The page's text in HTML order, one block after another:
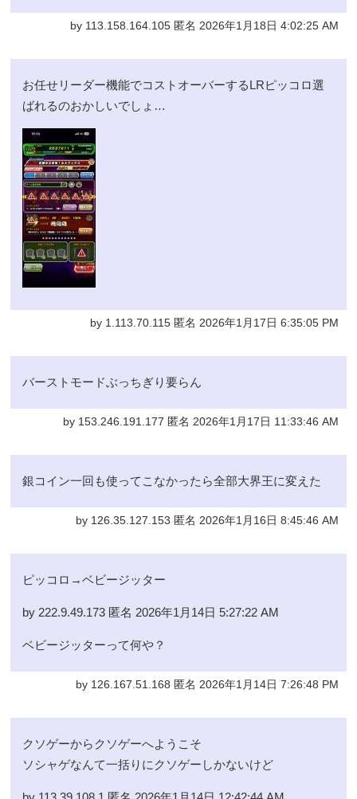
by 113.158.164.105 匿名 2026年1月18日 4:02:25 AM
お任せリーダー機能でコストオーバーするLRピッコロ選
ばれるのおかしいでしょ…
by 1.113.70.115 匿名 2026年1月17日 6:35:05 PM
バーストモードぶっちぎり要らん
by 153.246.191.177 匿名 2026年1月17日 11:33:46 AM
銀コイン一回も使ってこなかったら全部大界王に変えた
by 126.35.127.153 匿名 2026年1月16日 8:45:46 AM
ピッコロ→ベビージッター
by 222.9.49.173 匿名 2026年1月14日 5:27:22 AM
ベビージッターって何や？
by 126.167.51.168 匿名 2026年1月14日 7:26:48 PM
クソゲーからクソゲーへようこそ
ソシャゲなんて一括りにクソゲーしかないけど